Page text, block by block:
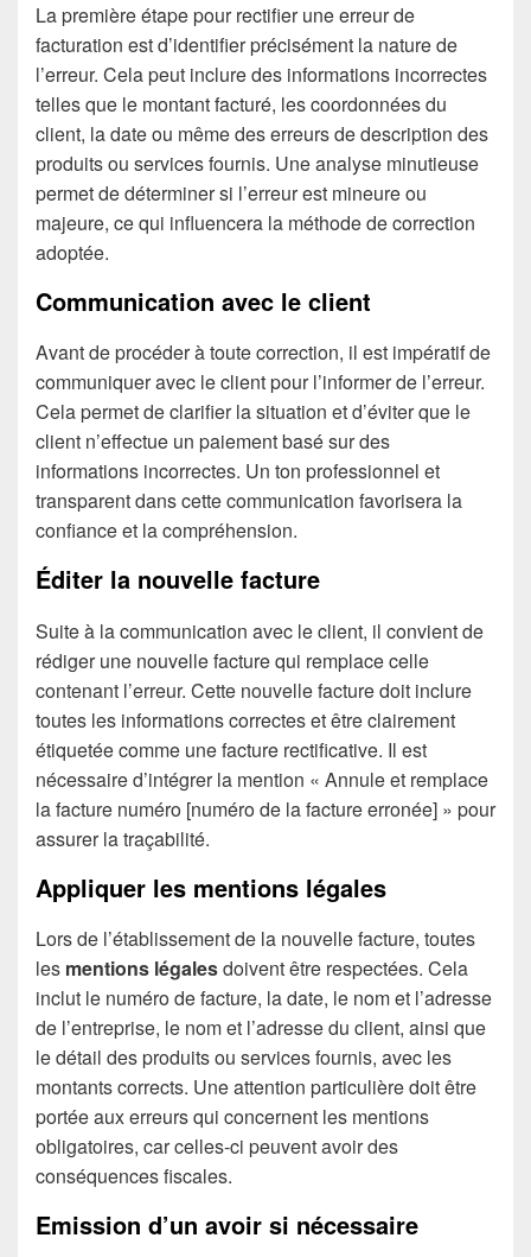
La première étape pour rectifier une erreur de
facturation est d’identifier précisément la nature de
l’erreur. Cela peut inclure des informations incorrectes
telles que le montant facturé, les coordonnées du
client, la date ou même des erreurs de description des
produits ou services fournis. Une analyse minutieuse
permet de déterminer si l’erreur est mineure ou
majeure, ce qui influencera la méthode de correction
adoptée.
Communication avec le client
Avant de procéder à toute correction, il est impératif de
communiquer avec le client pour l’informer de l’erreur.
Cela permet de clarifier la situation et d’éviter que le
client n’effectue un paiement basé sur des
informations incorrectes. Un ton professionnel et
transparent dans cette communication favorisera la
confiance et la compréhension.
Éditer la nouvelle facture
Suite à la communication avec le client, il convient de
rédiger une nouvelle facture qui remplace celle
contenant l’erreur. Cette nouvelle facture doit inclure
toutes les informations correctes et être clairement
étiquetée comme une facture rectificative. Il est
nécessaire d’intégrer la mention « Annule et remplace
la facture numéro [numéro de la facture erronée] » pour
assurer la traçabilité.
Appliquer les mentions légales
Lors de l’établissement de la nouvelle facture, toutes
les mentions légalesdoivent être respectées. Cela
inclut le numéro de facture, la date, le nom et l’adresse
de l’entreprise, le nom et l’adresse du client, ainsi que
le détail des produits ou services fournis, avec les
montants corrects. Une attention particulière doit être
portée aux erreurs qui concernent les mentions
obligatoires, car celles-ci peuvent avoir des
conséquences fiscales.
Emission d’un avoir si nécessaire